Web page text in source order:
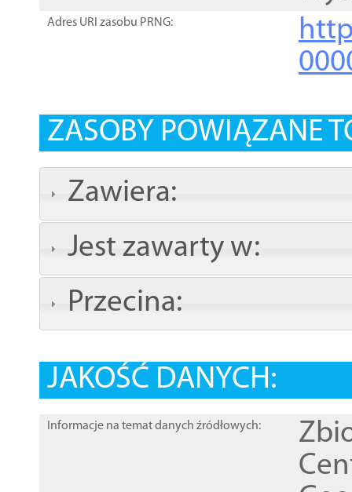
Adres URI zasobu PRNG:
ZASOBY POWIĄZANE
Zawiera:
Jest zawarty w:
Przecina:
JAKOŚĆ DANYCH:
Informacje na temat danych źródłowych: